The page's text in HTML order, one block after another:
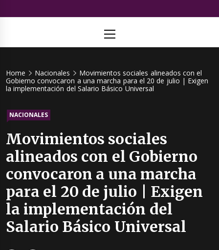
Viral
Menu
Home Nacionales
Movimientos sociales alineados con el
Gobierno convocaron a una marcha para el 20 de julio | Exigen
la implementación del Salario Básico Universal
NACIONALES
Movimientos sociales
alineados con el Gobierno
convocaron a una marcha
para el 20 de julio | Exigen
la implementación del
Salario Básico Universal